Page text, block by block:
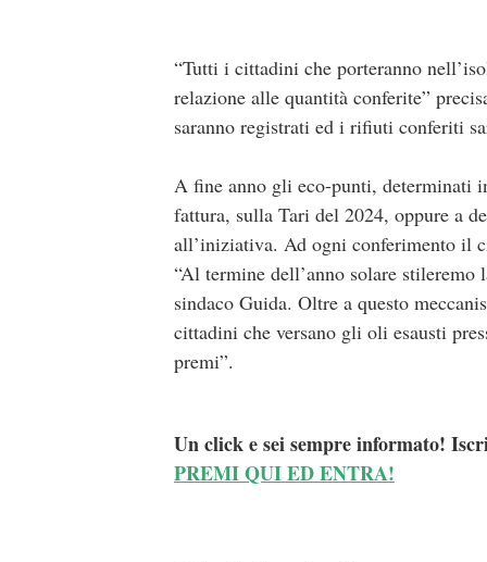
“Tutti i cittadini che porteranno
relazione alle quantità conferite”
saranno registrati ed i rifiuti conferiti
A fine anno gli eco-punti, determinati
fattura, sulla Tari del 2024, oppure a
all’iniziativa. Ad ogni conferimento il
“Al termine dell’anno solare
sindaco Guida. Oltre a questo
cittadini che versano gli oli esausti
premi”.
Un click e sei sempre informato!
PREMI QUI ED ENTRA!